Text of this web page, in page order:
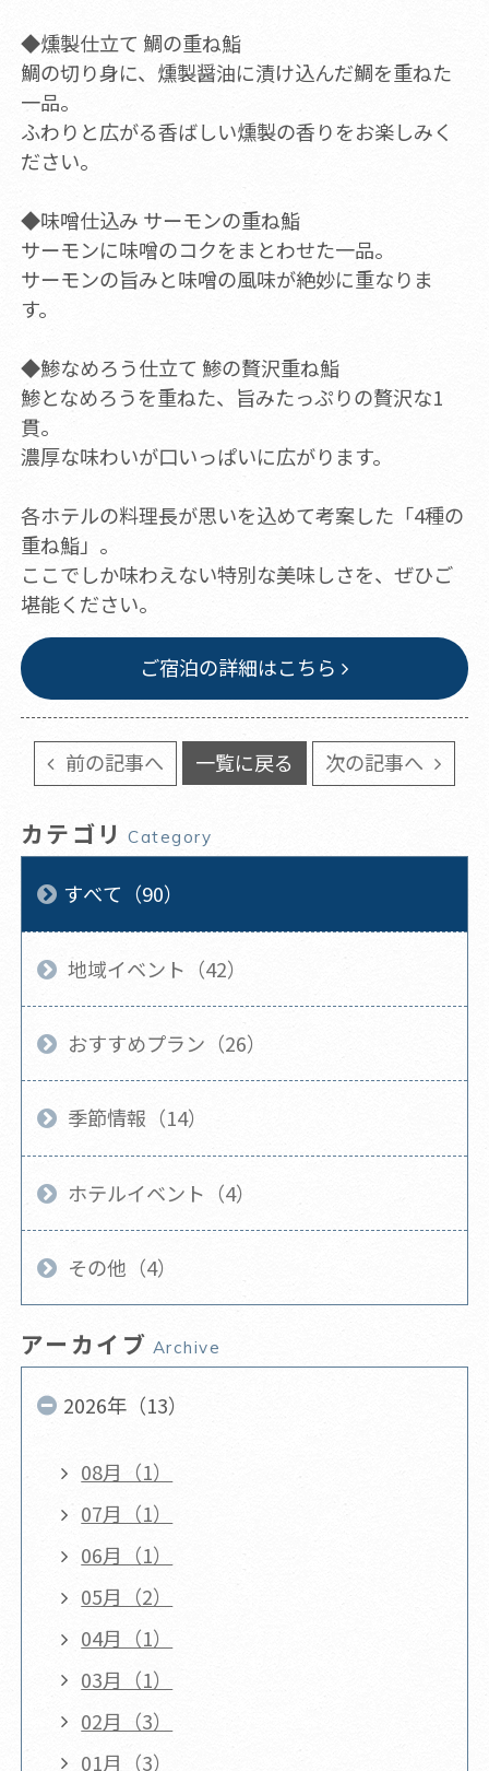
◆燻製仕立て 鯛の重ね鮨
鯛の切り身に、燻製醤油に漬け込んだ鯛を重ねた
一品。
ふわりと広がる香ばしい燻製の香りをお楽しみく
ださい。
◆味噌仕込み サーモンの重ね鮨
サーモンに味噌のコクをまとわせた一品。
サーモンの旨みと味噌の風味が絶妙に重なりま
す。
◆鯵なめろう仕立て 鯵の贅沢重ね鮨
鯵となめろうを重ねた、旨みたっぷりの贅沢な1
貫。
濃厚な味わいが口いっぱいに広がります。
各ホテルの料理長が思いを込めて考案した「4種の
重ね鮨」。
ここでしか味わえない特別な美味しさを、ぜひご
堪能ください。
ご宿泊の詳細はこちら
前の記事へ 一覧に戻る 次の記事へ
カテゴリ Category
すべて（90）
地域イベント（42）
おすすめプラン（26）
季節情報（14）
ホテルイベント（4）
その他（4）
アーカイブ Archive
2026年（13）
08月（1）
07月（1）
06月（1）
05月（2）
04月（1）
03月（1）
02月（3）
01月（3）